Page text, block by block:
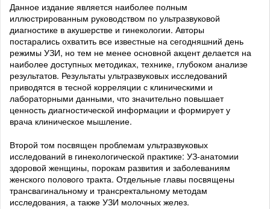
Данное издание является наиболее полным
иллюстрированным руководством по ультразвуковой
диагностике в акушерстве и гинекологии. Авторы
постарались охватить все известные на сегодняшний день
режимы УЗИ, но тем не менее основной акцент делается на
наиболее доступных методиках, технике, глубоком анализе
результатов. Результаты ультразвуковых исследований
приводятся в тесной корреляции с клиническими и
лабораторными данными, что значительно повышает
ценность диагностической информации и формирует у
врача клиническое мышление.
Второй том посвящен проблемам ультразвуковых
исследований в гинекологической практике: УЗ-анатомии
здоровой женщины, порокам развития и заболеваниям
женского полового тракта. Отдельные главы посвящены
трансвагинальному и трансректальному методам
исследования, а также УЗИ молочных желез.